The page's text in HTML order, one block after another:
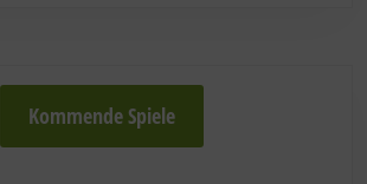
Kommende Spiele